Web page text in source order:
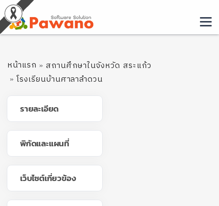
หน้าแรก
สถานศึกษาในจังหวัด สระแก้ว
โรงเรียนบ้านศาลาลำดวน
รายละเอียด
พิกัดและแผนที่
เว็บไซต์เกี่ยวข้อง